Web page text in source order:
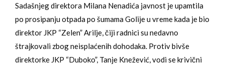
Sadašnjeg direktora Milana Nenadića javnost je upamtila
po prosipanju otpada po šumama Golije u vreme kada je bio
direktor JKP “Zelen” Arilje, čiji radnici su nedavno
štrajkovali zbog neisplaćenih dohodaka. Protiv bivše
direktorke JKP “Duboko”, Tanje Knežević, vodi se krivični